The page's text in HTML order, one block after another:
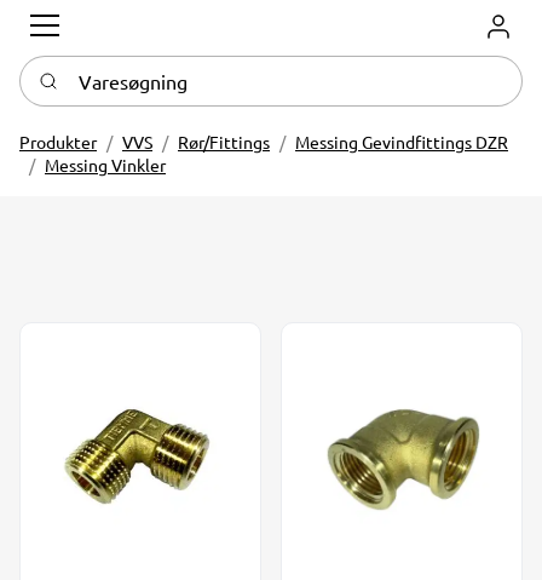
Log
Varesøgning
Produkter VVS Rør/Fittings
Messing Gevindfittings DZR
Messing Vinkler